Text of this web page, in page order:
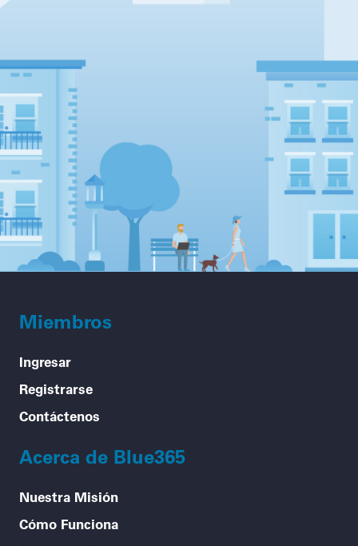
Miembros
Ingresar
Registrarse
Contáctenos
Acerca de Blue365
Nuestra Misión
Cómo Funciona